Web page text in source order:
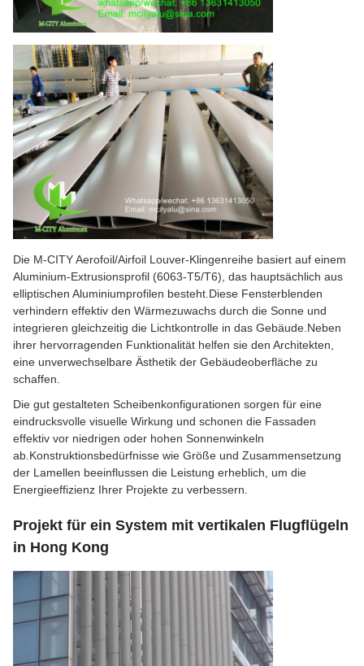
Die M-CITY Aerofoil/Airfoil Louver-Klingenreihe basiert auf einem
Aluminium-Extrusionsprofil (6063-T5/T6), das hauptsächlich aus
elliptischen Aluminiumprofilen besteht.Diese Fensterblenden
verhindern effektiv den Wärmezuwachs durch die Sonne und
integrieren gleichzeitig die Lichtkontrolle in das Gebäude.Neben
ihrer hervorragenden Funktionalität helfen sie den Architekten,
eine unverwechselbare Ästhetik der Gebäudeoberfläche zu
schaffen.
Die gut gestalteten Scheibenkonfigurationen sorgen für eine
eindrucksvolle visuelle Wirkung und schonen die Fassaden
effektiv vor niedrigen oder hohen Sonnenwinkeln
ab.Konstruktionsbedürfnisse wie Größe und Zusammensetzung
der Lamellen beeinflussen die Leistung erheblich, um die
Energieeffizienz Ihrer Projekte zu verbessern.
Projekt für ein System mit vertikalen Flugflügeln
in Hong Kong